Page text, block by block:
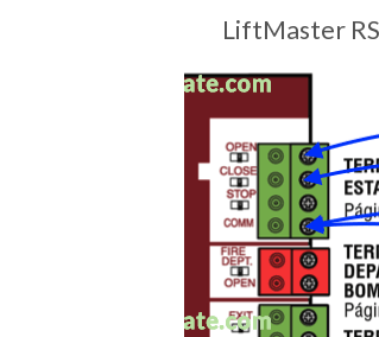
LiftMaster